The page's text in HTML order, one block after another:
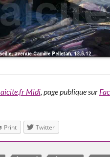
Midi, page publique sur
Print Twitter